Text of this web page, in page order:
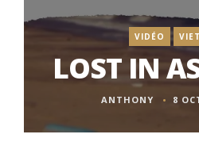
VIDÉO
LOST IN
ANTHONY 8